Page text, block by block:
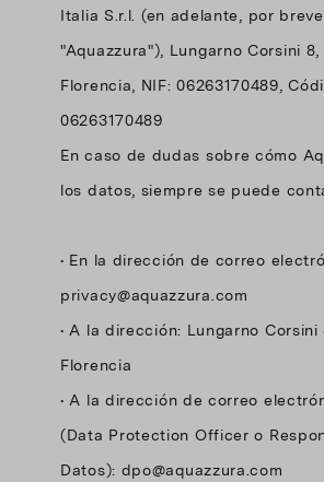
Italia S.r.l. (en adelante, por
"Aquazzura"), Lungarno Corsini 8,
Florencia, NIF: 06263170489,
06263170489
En caso de dudas sobre cómo
los datos, siempre se puede
• En la dirección de correo
privacy@aquazzura.com
• A la dirección: Lungarno Corsini
Florencia
• A la dirección de correo
(Data Protection Officer o
Datos): dpo@aquazzura.com